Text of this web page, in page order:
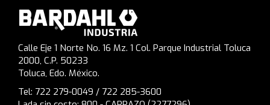
Calle Eje 1 Norte No. 16 Mz. 1 Col. Parque Industrial Toluca
2000, C.P. 50233
Toluca, Edo. México.
Tel: 722 279-0049 / 722 285-3600